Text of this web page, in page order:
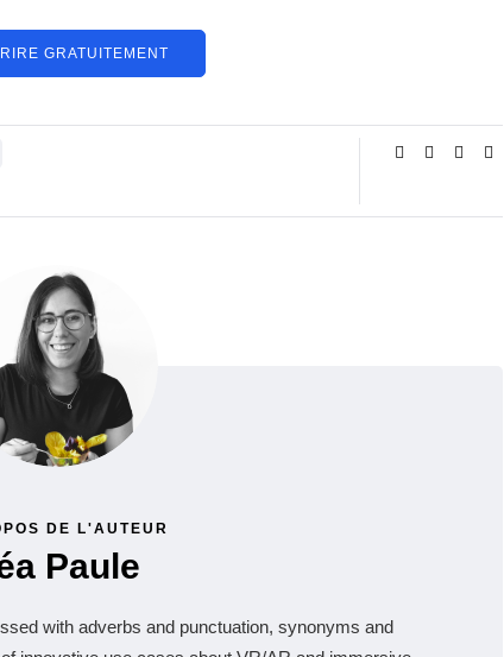
GRATUITEMENT
DE L'AUTEUR
Paule
with adverbs and punctuation, synonyms and